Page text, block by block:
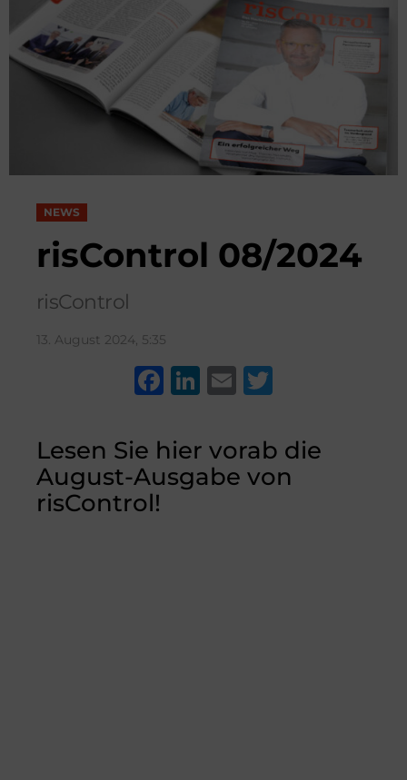
NEWS
risControl 08/2024
risControl
13. August 2024, 5:35
F
c
e
b
Li
k
e
dI
E
ai
l
tt
er
Lesen Sie hier vorab die
August-Ausgabe von
risControl!